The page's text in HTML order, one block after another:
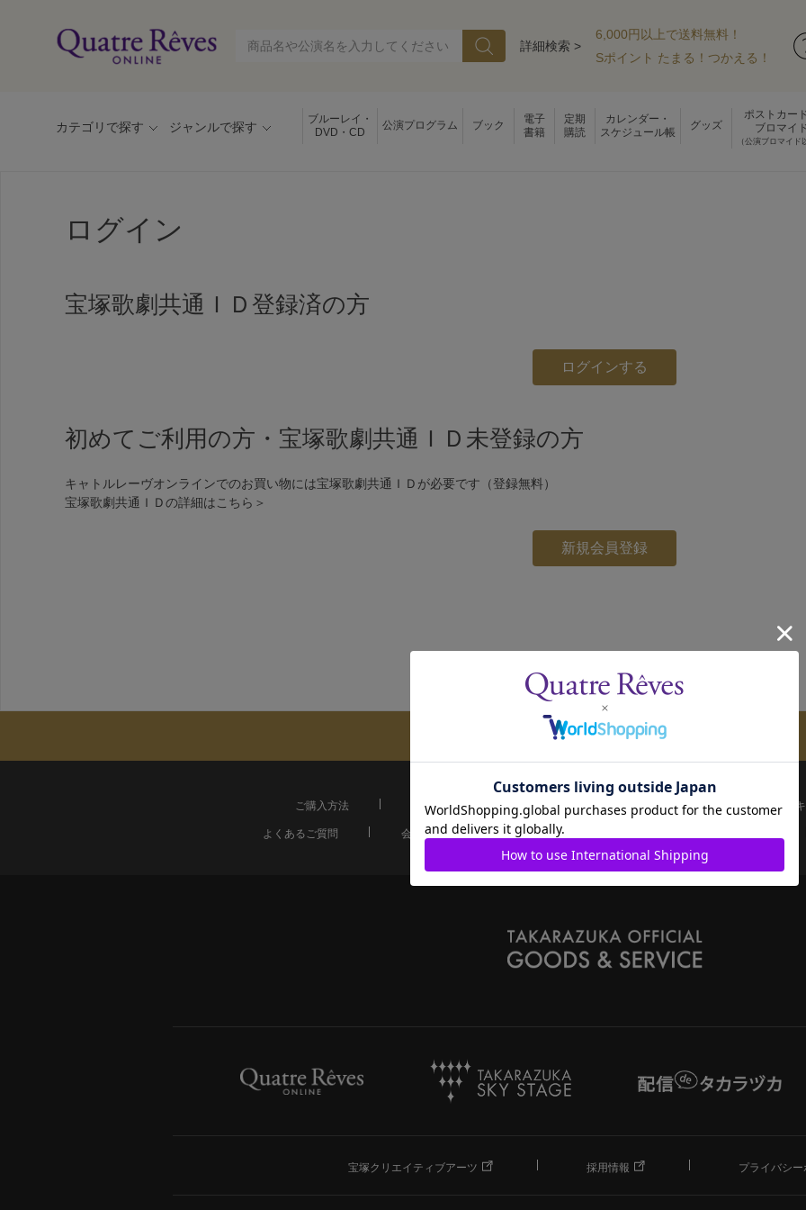
詳細検索 >
6,000円以上で送料無料！
Sポイント たまる！つかえる！
カテゴリで探す ジャンルで探す
ブルーレイ・
DVD・CD
公演プログラム ブック
電子
書籍
定期
購読
カレンダー・
スケジュール帳
グッズ
ポストカー
ブロマイド
（公演ブロマイド
ログイン
宝塚歌劇共通ＩＤ登録済の方
初めてご利用の方・宝塚歌劇共通ＩＤ未登録の方
キャトルレーヴオンラインでのお買い物には宝塚歌劇共通ＩＤが必要です（登録無料）
宝塚歌劇共通ＩＤの詳細は こちら＞
メールマガジンのご案内
ご購入方法 配送について お支払い方法 決済について
よくあるご質問
会員ページ 宝塚歌劇共通ID新規会員登録
宝塚クリエイティブアーツ 採用情報 プライバシ